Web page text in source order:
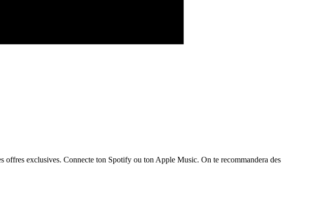
offres exclusives. Connecte ton Spotify ou ton Apple Music. On te recommandera des